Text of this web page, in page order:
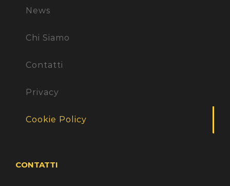
News
Chi Siamo
Contatti
Privacy
Cookie Policy
CONTATTI